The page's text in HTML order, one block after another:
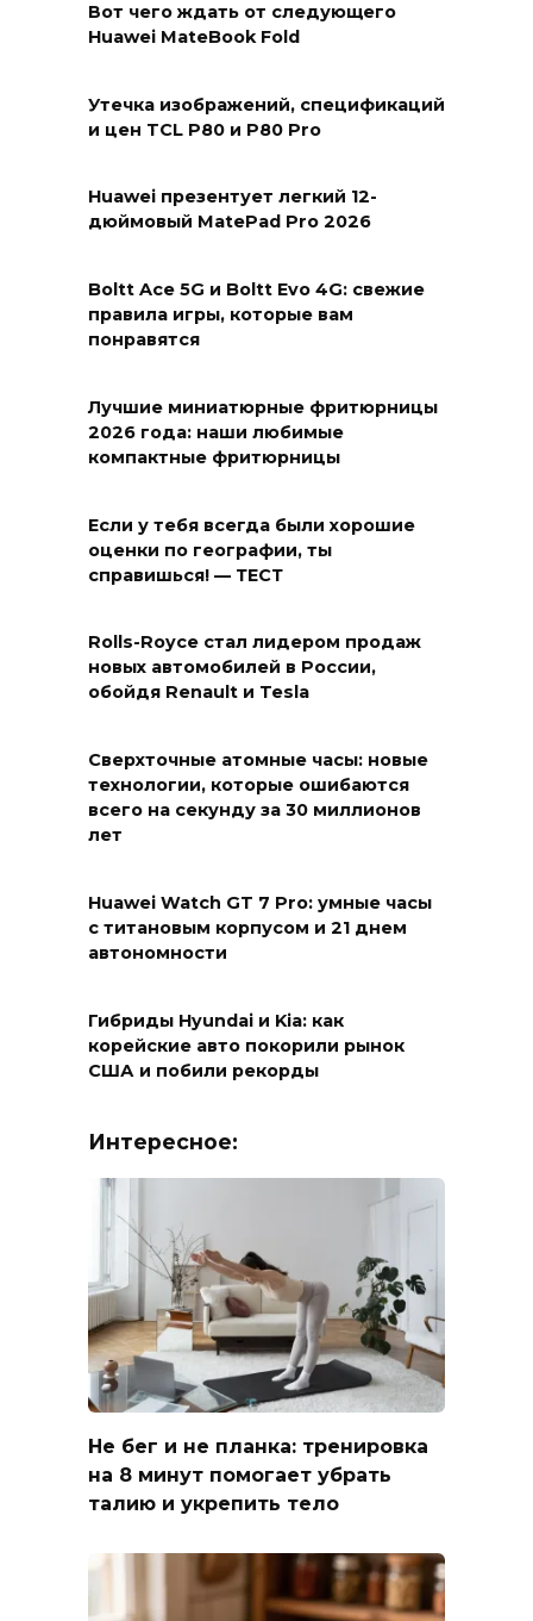
Вот чего ждать от следующего
Huawei MateBook Fold
Утечка изображений, спецификаций
и цен TCL P80 и P80 Pro
Huawei презентует легкий 12-
дюймовый MatePad Pro 2026
Boltt Ace 5G и Boltt Evo 4G: свежие
правила игры, которые вам
понравятся
Лучшие миниатюрные фритюрницы
2026 года: наши любимые
компактные фритюрницы
Если у тебя всегда были хорошие
оценки по географии, ты
справишься! — ТЕСТ
Rolls-Royce стал лидером продаж
новых автомобилей в России,
обойдя Renault и Tesla
Сверхточные атомные часы: новые
технологии, которые ошибаются
всего на секунду за 30 миллионов
лет
Huawei Watch GT 7 Pro: умные часы
с титановым корпусом и 21 днем
автономности
Гибриды Hyundai и Kia: как
корейские авто покорили рынок
США и побили рекорды
Интересное:
Не бег и не планка: тренировка
на 8 минут помогает убрать
талию и укрепить тело